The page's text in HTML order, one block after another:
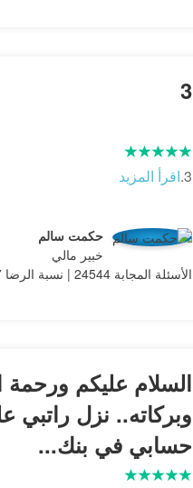
3
3. اقرأ المزيد
حكمت سالم
خبير مالي
الأسئلة المجابة 24544 | نسبة الرضا 97.7%
السلام عليكم ورحمة
وبركاته.. نزل راتبي
حسابي في بنك...